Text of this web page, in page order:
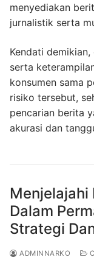
menyediakan
jurnalistik serta
Kendati
serta
konsumen sama
risiko tersebut,
pencarian berita
akurasi dan
Menjelajahi
Dalam
Strategi
ADMINNARKO